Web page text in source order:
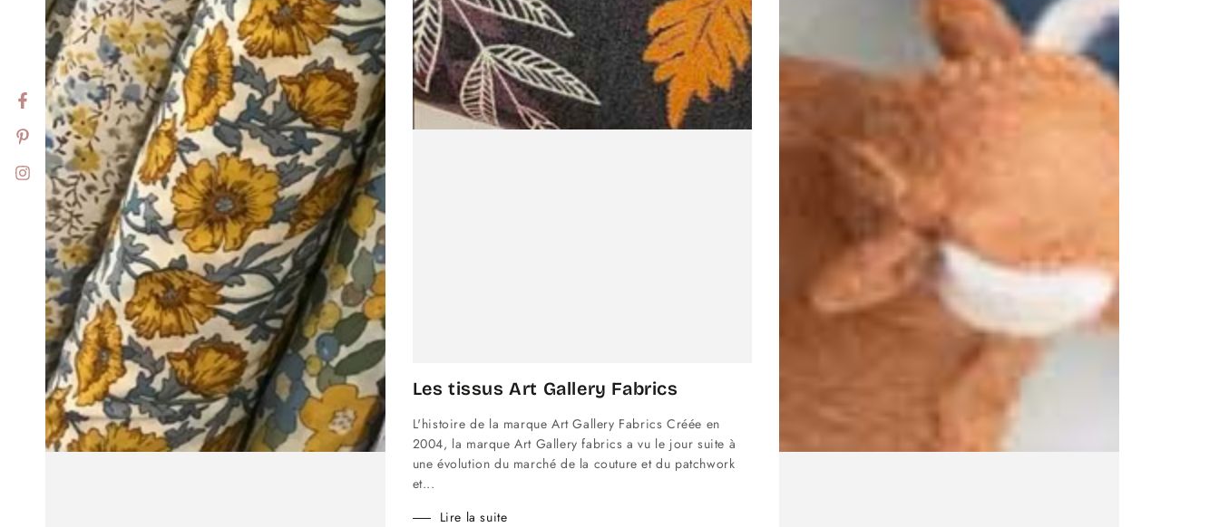
Les tissus Art Gallery Fabrics
L'histoire de la marque Art Gallery Fabrics Créée en
2004, la marque Art Gallery fabrics a vu le jour suite à
une évolution du marché de la couture et du patchwork
et...
Lire la suite
Facebook
Pinterest
Instagram